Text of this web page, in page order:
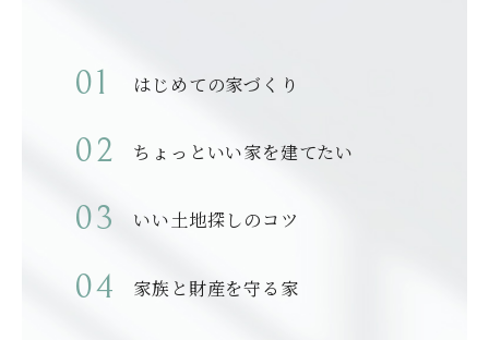
はじめての家づくり
ちょっといい家を建てたい
いい土地探しのコツ
家族と財産を守る家